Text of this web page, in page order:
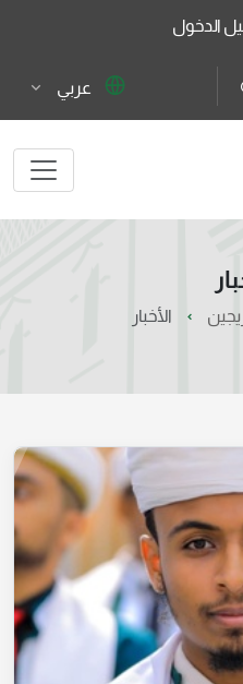
الدخول
عربي
الأخبار